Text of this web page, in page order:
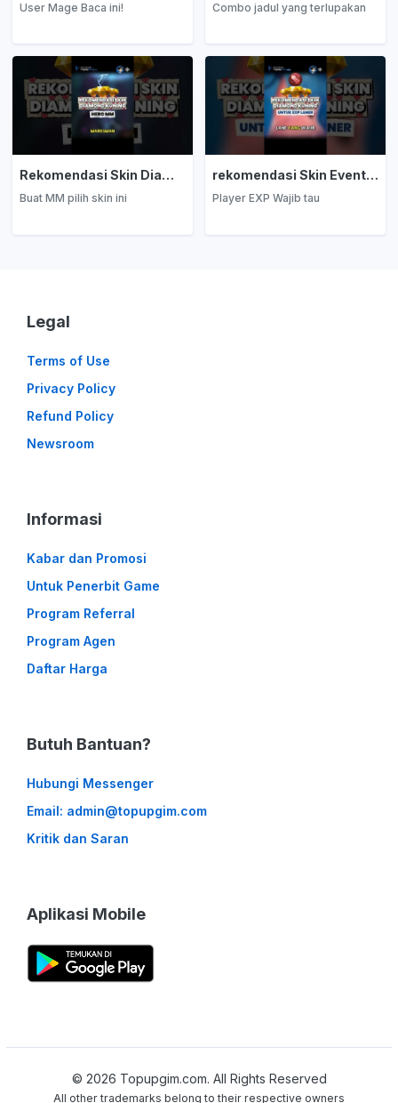
User Mage Baca ini! Combo jadul yang terlupakan
Rekomendasi Skin Diamond Kuning: Marksman
Buat MM pilih skin ini
rekomendasi Skin Event Diamond Kuning: EXP Laner
Player EXP Wajib tau
Legal
Terms of Use
Privacy Policy
Refund Policy
Newsroom
Informasi
Kabar dan Promosi
Untuk Penerbit Game
Program Referral
Program Agen
Daftar Harga
Butuh Bantuan?
Hubungi Messenger
Email: admin@topupgim.com
Kritik dan Saran
Aplikasi Mobile
© 2026 Topupgim.com. All Rights Reserved
All other trademarks belong to their respective owners